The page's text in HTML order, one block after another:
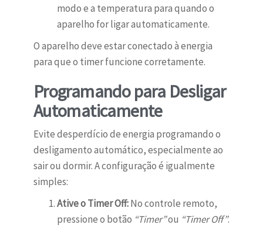
modo e a temperatura para quando o
aparelho for ligar automaticamente.
O aparelho deve estar conectado à energia
para que o timer funcione corretamente.
Programando para Desligar
Automaticamente
Evite desperdício de energia programando o
desligamento automático, especialmente ao
sair ou dormir. A configuração é igualmente
simples:
Ative o Timer Off:No controle remoto,
pressione o botão “Timer”ou “Timer Off”.